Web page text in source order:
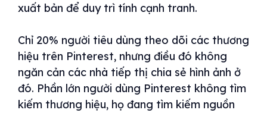
xuất bản để duy trì tính cạnh tranh.
Chỉ 20% người tiêu dùng theo dõi các thương
hiệu trên Pinterest, nhưng điều đó không
ngăn cản các nhà tiếp thị chia sẻ hình ảnh ở
đó. Phần lớn người dùng Pinterest không tìm
kiếm thương hiệu, họ đang tìm kiếm nguồn